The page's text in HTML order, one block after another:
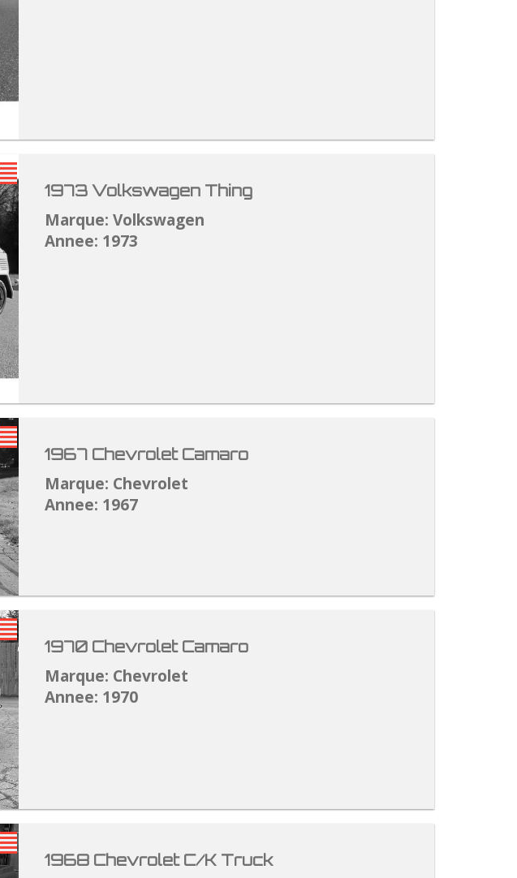
1973 Volkswagen Thing
Marque: Volkswagen
Annee: 1973
1967 Chevrolet Camaro
Marque: Chevrolet
Annee: 1967
1970 Chevrolet Camaro
Marque: Chevrolet
Annee: 1970
1968 Chevrolet C/K Truck